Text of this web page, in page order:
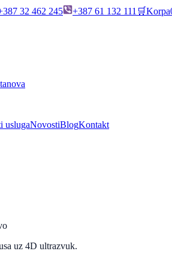
32 462 245 +387 61 132 111 🛒Korpa
uslugaNovostiBlogKontakt
uz 4D ultrazvuk.